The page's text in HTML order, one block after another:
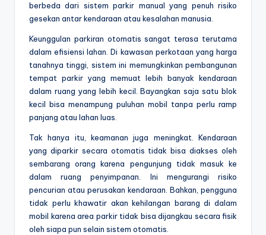
berbeda dari sistem parkir manual yang penuh risiko
gesekan antar kendaraan atau kesalahan manusia.
Keunggulan parkiran otomatis sangat terasa terutama
dalam efisiensi lahan. Di kawasan perkotaan yang harga
tanahnya tinggi, sistem ini memungkinkan pembangunan
tempat parkir yang memuat lebih banyak kendaraan
dalam ruang yang lebih kecil. Bayangkan saja satu blok
kecil bisa menampung puluhan mobil tanpa perlu ramp
panjang atau lahan luas.
Tak hanya itu, keamanan juga meningkat. Kendaraan
yang diparkir secara otomatis tidak bisa diakses oleh
sembarang orang karena pengunjung tidak masuk ke
dalam ruang penyimpanan. Ini mengurangi risiko
pencurian atau perusakan kendaraan. Bahkan, pengguna
tidak perlu khawatir akan kehilangan barang di dalam
mobil karena area parkir tidak bisa dijangkau secara fisik
oleh siapa pun selain sistem otomatis.